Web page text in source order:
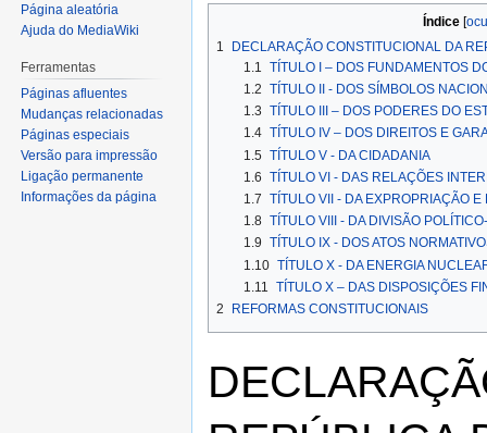
navegação
pesquisar
Índice
1
DECLARAÇÃO CONSTITUCIONAL DA
1.1
TÍTULO I – DOS FUNDAMENTOS
1.2 TÍTULO II - DOS SÍMBOLOS
1.3 TÍTULO III – DOS PODERES DO
1.4 TÍTULO IV – DOS DIREITOS E
1.5 TÍTULO V - DA CIDADANIA
1.6 TÍTULO VI - DAS RELAÇÕES
1.7 TÍTULO VII - DA EXPROPRIAÇÃO E
1.8 TÍTULO VIII - DA DIVISÃO
1.9 TÍTULO IX - DOS ATOS
1.10 TÍTULO X - DA ENERGIA
1.11 TÍTULO X – DAS DISPOSIÇÕES
2
REFORMAS CONSTITUCIONAIS
Página aleatória
Ajuda do MediaWiki
Ferramentas
Páginas afluentes
Mudanças relacionadas
Páginas especiais
Versão para impressão
Ligação permanente
Informações da página